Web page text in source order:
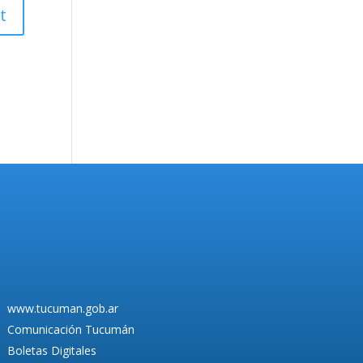
www.tucuman.gob.ar
Comunicación Tucumán
Boletas Digitales